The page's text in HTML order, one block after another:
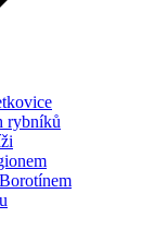
rybníků